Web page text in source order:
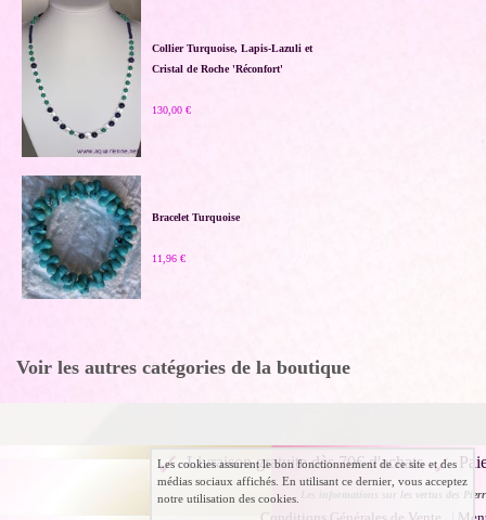
Collier Turquoise, Lapis-Lazuli et
Cristal de Roche 'Réconfort'
130,00 €
Bracelet Turquoise
11,96 €
Voir les autres catégories de la boutique
Livraison gratuite dès 70€ d'achats
Les informations sur les vertus des
Conditions Générales de Vente
Les cookies assurent le bon fonctionnement de ce site et des
médias sociaux affichés. En utilisant ce dernier, vous acceptez
notre utilisation des cookies.